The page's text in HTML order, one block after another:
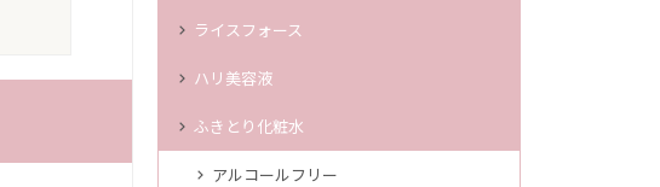
ライスフォース
ハリ美容液
ふきとり化粧水
アルコールフリー